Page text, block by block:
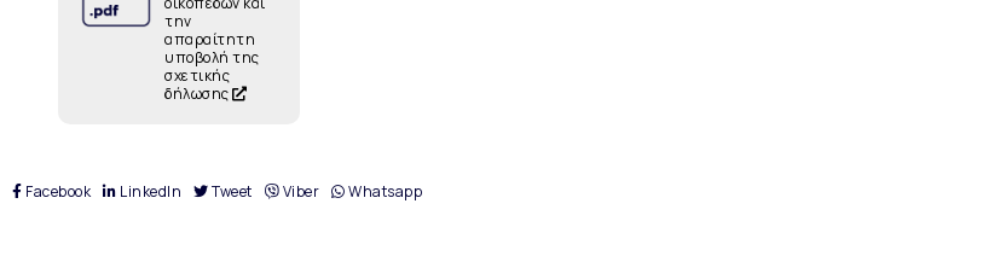
την
απαραίτητη
υποβολή της
σχετικής
δήλωσης
Facebook LinkedIn Tweet Viber Whatsapp